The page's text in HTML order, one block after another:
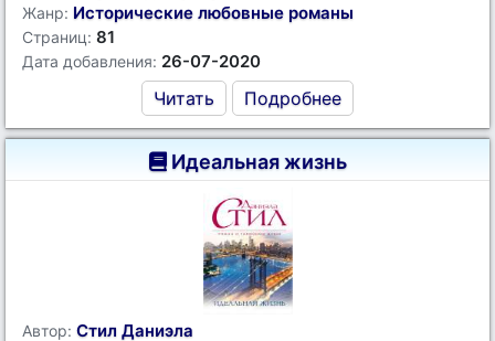
Жанр: Исторические любовные романы
Страниц: 81
Дата добавления: 26-07-2020
Читать Подробнее
Идеальная жизнь
Автор: Стил Даниэла